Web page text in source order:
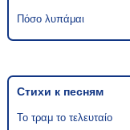
Πόσο λυπάμαι
Стихи к песням
Το τραμ το τελευταίο